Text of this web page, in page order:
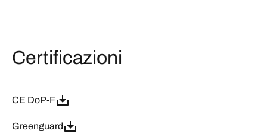
Certificazioni
CE DoP-F
Greenguard